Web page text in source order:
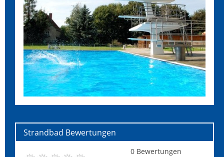
Strandbad Bewertungen
0 Bewertungen